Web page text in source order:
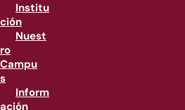
Institu
ción
Nuest
ro
Campu
s
Inform
ación